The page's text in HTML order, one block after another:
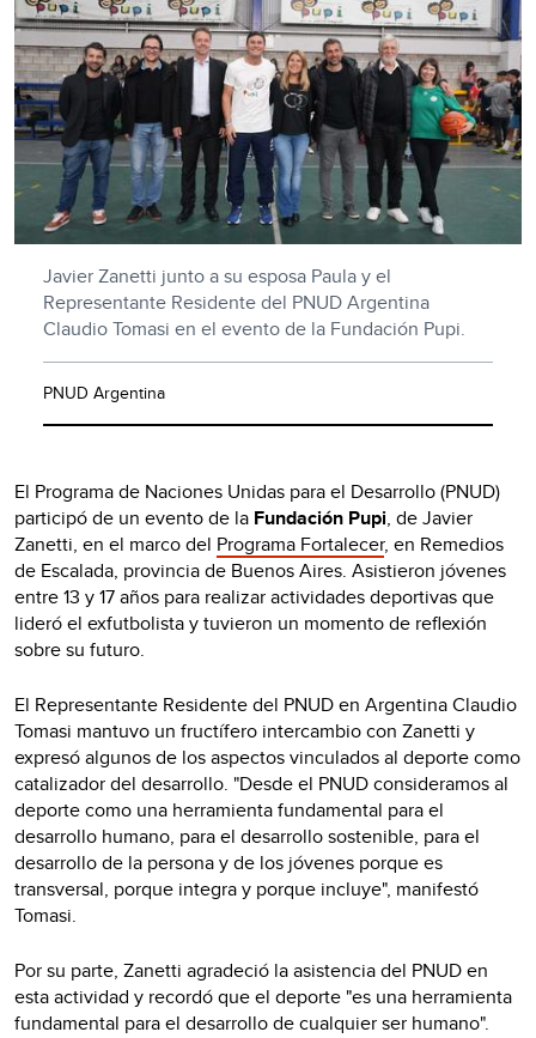
Javier Zanetti junto a su esposa Paula y el
Representante Residente del PNUD Argentina
Claudio Tomasi en el evento de la Fundación Pupi.
PNUD Argentina
El Programa de Naciones Unidas para el Desarrollo (PNUD)
participó de un evento de la Fundación Pupi, de Javier
Zanetti, en el marco del Programa Fortalecer, en Remedios
de Escalada, provincia de Buenos Aires. Asistieron jóvenes
entre 13 y 17 años para realizar actividades deportivas que
lideró el exfutbolista y tuvieron un momento de reflexión
sobre su futuro.
El Representante Residente del PNUD en Argentina Claudio
Tomasi mantuvo un fructífero intercambio con Zanetti y
expresó algunos de los aspectos vinculados al deporte como
catalizador del desarrollo. "Desde el PNUD consideramos al
deporte como una herramienta fundamental para el
desarrollo humano, para el desarrollo sostenible, para el
desarrollo de la persona y de los jóvenes porque es
transversal, porque integra y porque incluye", manifestó
Tomasi.
Por su parte, Zanetti agradeció la asistencia del PNUD en
esta actividad y recordó que el deporte "es una herramienta
fundamental para el desarrollo de cualquier ser humano".